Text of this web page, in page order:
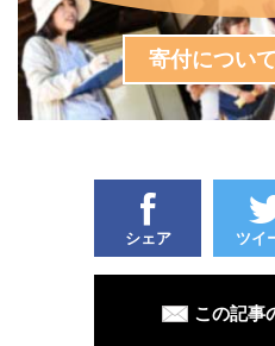
寄付につい
シェア ツイ
この記事